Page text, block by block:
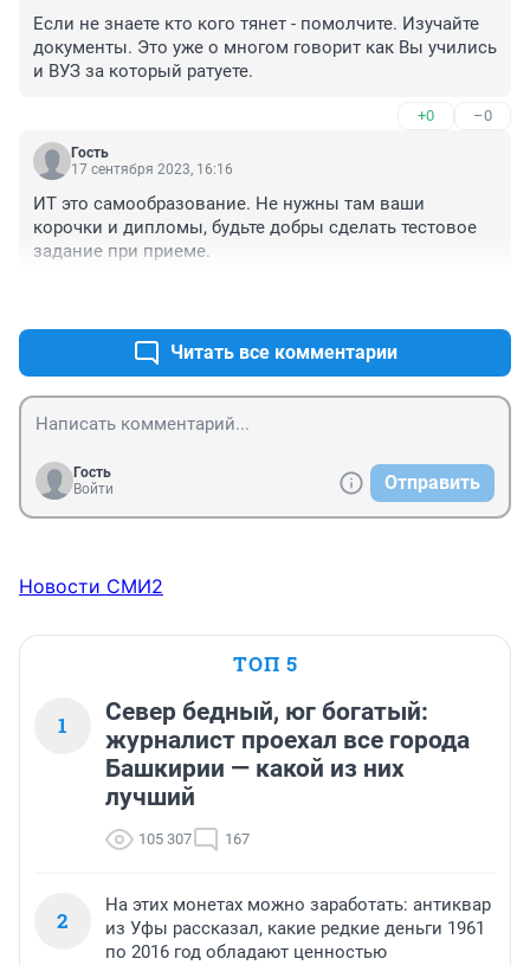
Если не знаете кто кого тянет - помолчите. Изучайте
документы. Это уже о многом говорит как Вы учились
и ВУЗ за который ратуете.
+0 –0
Гость
17 сентября 2023, 16:16
ИТ это самообразование. Не нужны там ваши
корочки и дипломы, будьте добры сделать тестовое
задание при приеме.
Читать все комментарии
Гость
Войти
Отправить
Новости СМИ2
ТОП 5
1
Север бедный, юг богатый:
журналист проехал все города
Башкирии — какой из них
лучший
105 307 167
2
На этих монетах можно заработать: антиквар
из Уфы рассказал, какие редкие деньги 1961
по 2016 год обладают ценностью